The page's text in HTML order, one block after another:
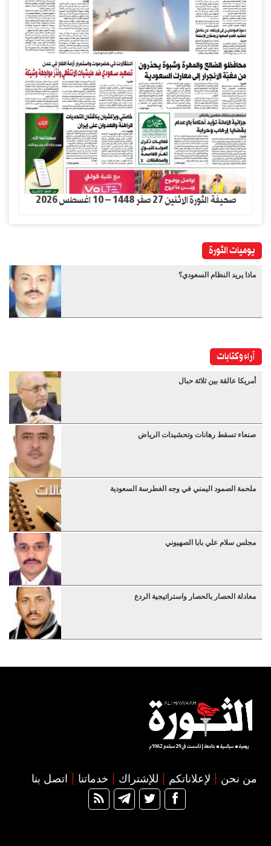
صحيفة الثورة الاثنين 27 صفر 1448 – 10 اغسطس 2026
يوميات الثورة
ماذا يريد النظام السعودي؟
آراء وكتابات
أمريكا عالقة بين ثلاثة حبال
صنعاء تسقط رهانات وتحشيدات الرياض
ملحمة الصمود اليمني في وجه الغطرسة السعودية
مجلس سلام علي بابا الصهيوني
معادلة الحصار بالحصار واستراتيجية الردع
من نحن لإعلاناتكم للإشتراك خدماتنا اتصل بنا